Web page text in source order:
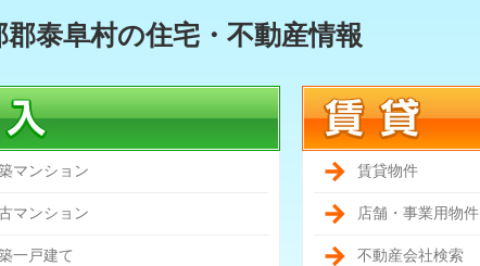
郡泰阜村の住宅・不動産情報
マンション
マンション
一戸建て
賃貸物件
店舗・事業用物件
不動産会社検索